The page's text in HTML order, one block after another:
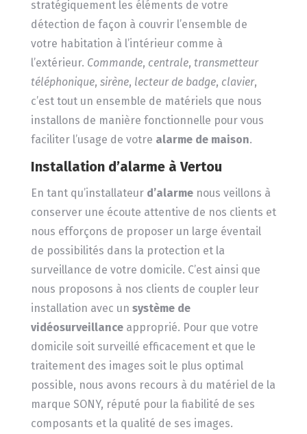
stratégiquement les éléments de votre
détection de façon à couvrir l’ensemble de
votre habitation à l’intérieur comme à
l’extérieur. Commande, centrale, transmetteur
téléphonique, sirène, lecteur de badge, clavier,
c’est tout un ensemble de matériels que nous
installons de manière fonctionnelle pour vous
faciliter l’usage de votre alarme de maison.
Installation d’alarme à Vertou
En tant qu’installateurd’alarme nous veillons à
conserver une écoute attentive de nos clients et
nous efforçons de proposer un large éventail
de possibilités dans la protection et la
surveillance de votre domicile. C’est ainsi que
nous proposons à nos clients de coupler leur
installation avec un système de
vidéosurveillanceapproprié. Pour que votre
domicile soit surveillé efficacement et que le
traitement des images soit le plus optimal
possible, nous avons recours à du matériel de la
marque SONY, réputé pour la fiabilité de ses
composants et la qualité de ses images.